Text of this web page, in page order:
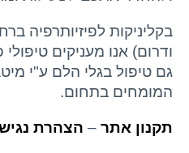
בקליניקות לפיזיותרפיה
ודרום) אנו מעניקים
גם טיפול בגלי הלם ע"י
המומחים בתחום.
תקנון אתר– הצהרת